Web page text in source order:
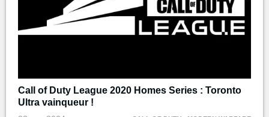
Call of Duty League 2020 Homes Series : Toronto
Ultra vainqueur !